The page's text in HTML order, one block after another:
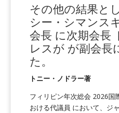
その他の結果と
シー・シマンス
会長 に次期会長
レスが が副会長
た。
トニー・ノドラー著
フィリピン年次総会 2026国
おける代議員 において、ジ